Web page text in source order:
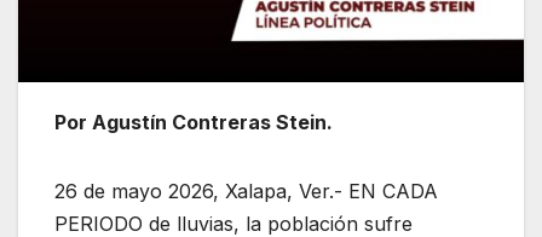
Por Agustín Contreras Stein.
26 de mayo 2026, Xalapa, Ver.- EN CADA
PERIODO de lluvias, la población sufre